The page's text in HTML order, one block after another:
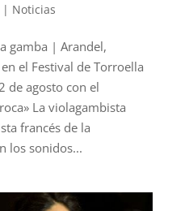
Noticias
gamba | Arandel,
el Festival de Torroella
de agosto con el
La violagambista
francés de la
los sonidos...